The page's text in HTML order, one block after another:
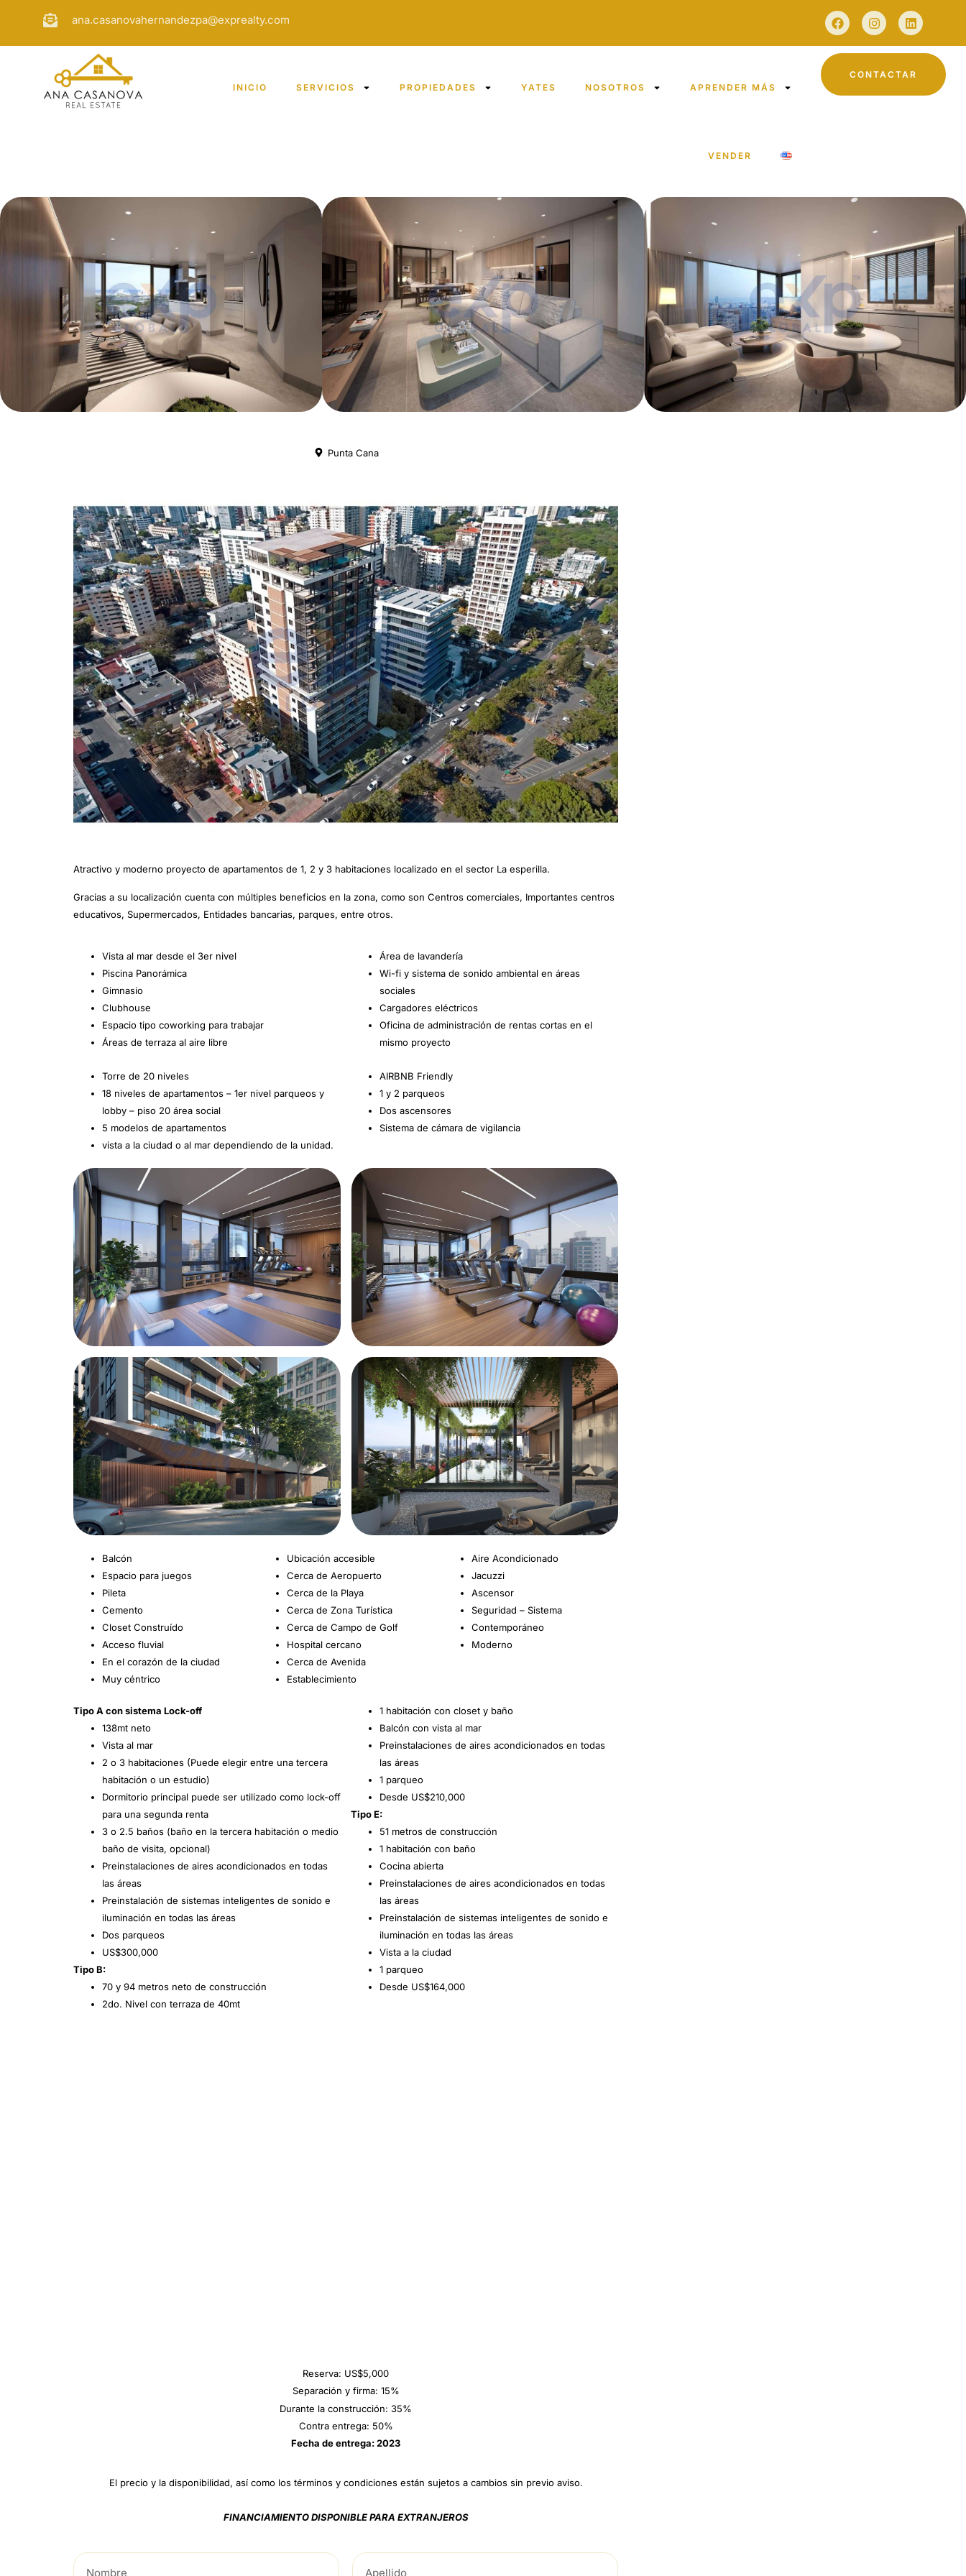
ana.casanovahernandezpa@exprealty.com
INICIO SERVICIOS PROPIEDADES YATES NOSOTROS APRENDER MÁS
VENDER
CONTACTAR
Punta Cana
Atractivo y moderno proyecto de apartamentos de 1, 2 y 3 habitaciones localizado en el sector La esperilla.
Gracias a su localización cuenta con múltiples beneficios en la zona, como son Centros comerciales, Importantes centros
educativos, Supermercados, Entidades bancarias, parques, entre otros.
Vista al mar desde el 3er nivel
Piscina Panorámica
Gimnasio
Clubhouse
Espacio tipo coworking para trabajar
Áreas de terraza al aire libre
Área de lavandería
Wi-fi y sistema de sonido ambiental en áreas
sociales
Cargadores eléctricos
Oficina de administración de rentas cortas en el
mismo proyecto
Torre de 20 niveles
18 niveles de apartamentos – 1er nivel parqueos y
lobby – piso 20 área social
5 modelos de apartamentos
vista a la ciudad o al mar dependiendo de la unidad.
AIRBNB Friendly
1 y 2 parqueos
Dos ascensores
Sistema de cámara de vigilancia
Balcón
Espacio para juegos
Pileta
Cemento
Closet Construído
Acceso fluvial
En el corazón de la ciudad
Muy céntrico
Ubicación accesible
Cerca de Aeropuerto
Cerca de la Playa
Cerca de Zona Turística
Cerca de Campo de Golf
Hospital cercano
Cerca de Avenida
Establecimiento
Aire Acondicionado
Jacuzzi
Ascensor
Seguridad – Sistema
Contemporáneo
Moderno
Tipo A con sistema Lock-off
138mt neto
Vista al mar
2 o 3 habitaciones (Puede elegir entre una tercera
habitación o un estudio)
Dormitorio principal puede ser utilizado como lock-off
para una segunda renta
3 o 2.5 baños (baño en la tercera habitación o medio
baño de visita, opcional)
Preinstalaciones de aires acondicionados en todas
las áreas
Preinstalación de sistemas inteligentes de sonido e
iluminación en todas las áreas
Dos parqueos
US$300,000
Tipo B:
70 y 94 metros neto de construcción
2do. Nivel con terraza de 40mt
1 habitación con closet y baño
Balcón con vista al mar
Preinstalaciones de aires acondicionados en todas
las áreas
1 parqueo
Desde US$210,000
Tipo E:
51 metros de construcción
1 habitación con baño
Cocina abierta
Preinstalaciones de aires acondicionados en todas
las áreas
Preinstalación de sistemas inteligentes de sonido e
iluminación en todas las áreas
Vista a la ciudad
1 parqueo
Desde US$164,000
Reserva: US$5,000
Separación y firma: 15%
Durante la construcción: 35%
Contra entrega: 50%
Fecha de entrega: 2023
El precio y la disponibilidad, así como los términos y condiciones están sujetos a cambios sin previo aviso.
FINANCIAMIENTO DISPONIBLE PARA EXTRANJEROS